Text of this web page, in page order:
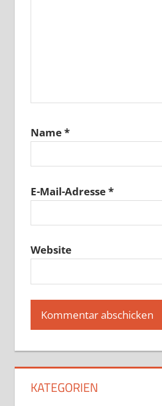
Name*
E-Mail-Adresse*
Website
KATEGORIEN